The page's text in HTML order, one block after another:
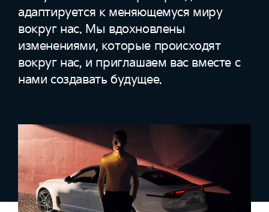
адаптируется к меняющемуся миру
вокруг нас. Мы вдохновлены
изменениями, которые происходят
вокруг нас, и приглашаем вас вместе с
нами создавать будущее.